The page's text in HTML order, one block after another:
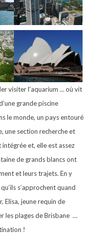
visiter l’aquarium … où vit
grande piscine
le monde, un pays entouré
une section recherche et
et, elle est assez
de grands blancs ont
et leurs trajets. En y
s’approchent quand
Elisa, jeune requin de
les plages de Brisbane …
!